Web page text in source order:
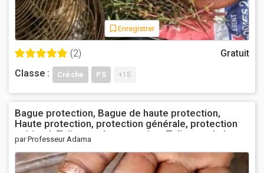
Enregistrer
(2)
Gratuit
Classe :
Crèche PS +15
Bague protection, Bague de haute protection,
Haute protection, protection générale, protection
spirituel, Talisman de protection, Talisman de haute
de protection, Recette de protection, protection
contre la sorcellerie. Contactez moi pour plus de
détails. Tel/whatssap : +22990424786
par Professeur Adama